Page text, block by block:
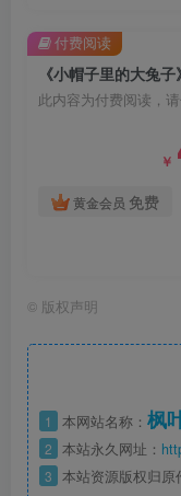
此内容为付费阅读，
￥
黄金会员 免费
付费阅读
© 版权声明
1 本网站名称： 枫
2 本站永久网址：
3 本站资源版权归原